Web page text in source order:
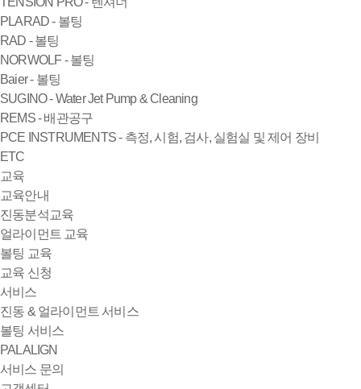
PLARAD - 볼팅
RAD - 볼팅
NORWOLF - 볼팅
Baier - 볼팅
SUGINO - Water Jet Pump & Cleaning
REMS - 배관공구
PCE INSTRUMENTS - 측정, 시험, 검사, 실험실 및 제어 장비
ETC
교육
교육안내
진동분석교육
얼라이먼트 교육
볼팅 교육
교육 신청
서비스
진동 & 얼라이먼트 서비스
볼팅 서비스
PALALIGN
서비스 문의